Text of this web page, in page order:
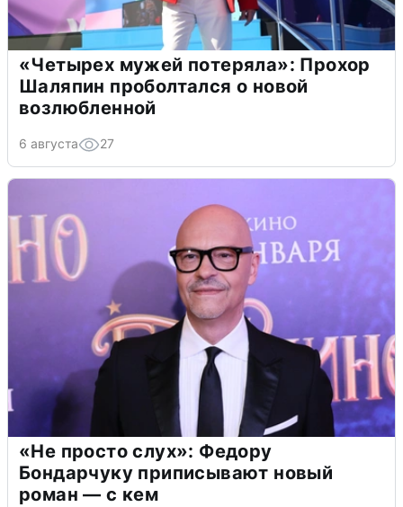
«Четырех мужей потеряла»: Прохор
Шаляпин проболтался о новой
возлюбленной
6 августа 27
«Не просто слух»: Федору
Бондарчуку приписывают новый
роман — с кем